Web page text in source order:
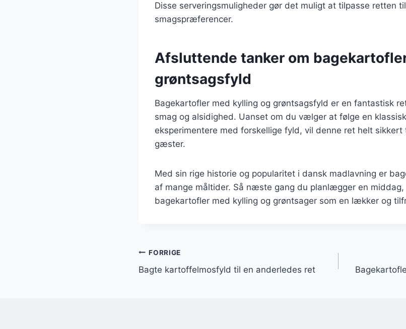
Disse serveringsmuligheder gør det muligt at tilpasse retten
smagspræferencer.
Afsluttende tanker om
grøntsagsfyld
Bagekartofler med kylling og grøntsagsfyld er en fantastisk
smag og alsidighed. Uanset om du vælger at følge en
eksperimentere med forskellige fyld, vil denne ret helt
gæster.
Med sin rige historie og popularitet i dansk madlavning er
af mange måltider. Så næste gang du planlægger en middag,
bagekartofler med kylling og grøntsager som en lækker og
Indlægsnavigation
FORRIGE
Bagte kartoffelmosfyld til en anderledes ret